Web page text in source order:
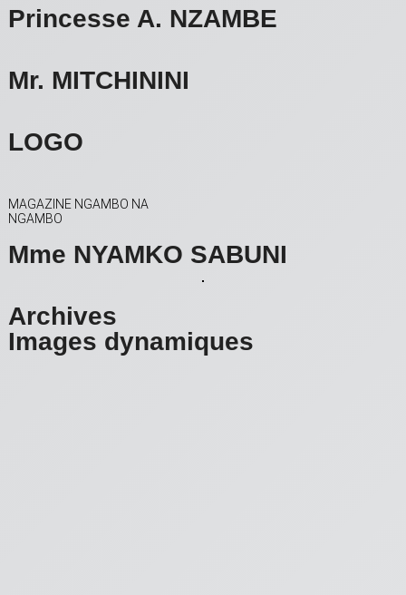
Princesse A. NZAMBE
Mr. MITCHININI
LOGO
MAGAZINE NGAMBO NA
NGAMBO
Mme NYAMKO SABUNI
Archives
Images dynamiques